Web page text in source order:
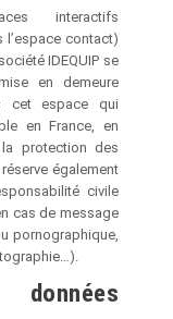
interactifs
contact)
IDEQUIP se
en demeure
cet espace qui
en France, en
protection des
également
civile
cas de message
pornographique,